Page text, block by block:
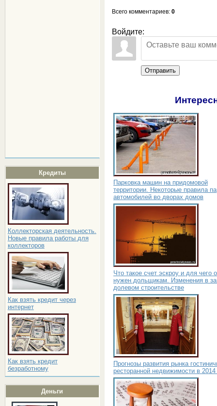
Кредиты
Коллекторская деятельность.
Новые правила работы для
коллекторов
Как взять кредит через
интернет
Как взять кредит
безработному
Деньги
Всего комментариев: 0
Войдите:
Отправить
Парковка машин на придомовой
территории. Некоторые правила
автомобилей во дворах домов
Что такое счет эскроу и для чего
нужен дольщикам. Изменения в
долевом строительстве
Прогнозы развития рынка
ресторанной недвижимости в 2014